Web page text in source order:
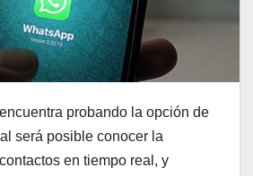
probando la opción de
será posible conocer la
en tiempo real, y